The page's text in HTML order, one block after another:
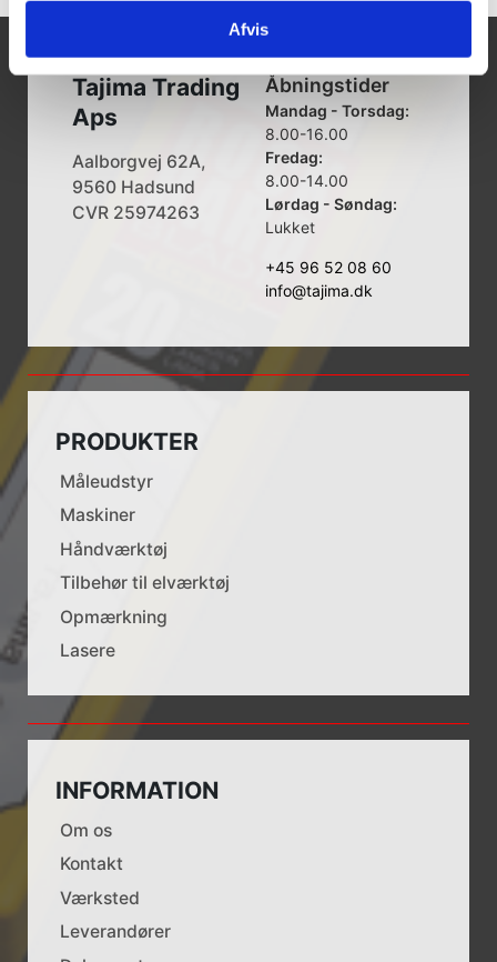
Afvis
Tajima Trading
Aps
Aalborgvej 62A,
9560 Hadsund
CVR 25974263
Åbningstider
Mandag - Torsdag:
8.00-16.00
Fredag:
8.00-14.00
Lørdag - Søndag:
Lukket
+45 96 52 08 60
info@tajima.dk
PRODUKTER
Måleudstyr
Maskiner
Håndværktøj
Tilbehør til elværktøj
Opmærkning
Lasere
INFORMATION
Om os
Kontakt
Værksted
Leverandører